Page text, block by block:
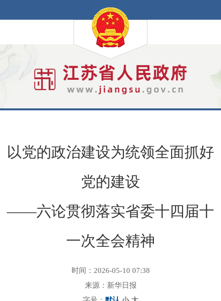
以党的政治建设为统领全面抓好
党的建设
——六论贯彻落实省委十四届十
一次全会精神
时间：2026-05-10 07:38
来源：新华日报